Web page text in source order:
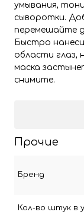
умывания,
сыворотки.
перемешайте
Быстро
области глаз,
маска
снимите.
Прочие
Бренд
Кол-во штук в